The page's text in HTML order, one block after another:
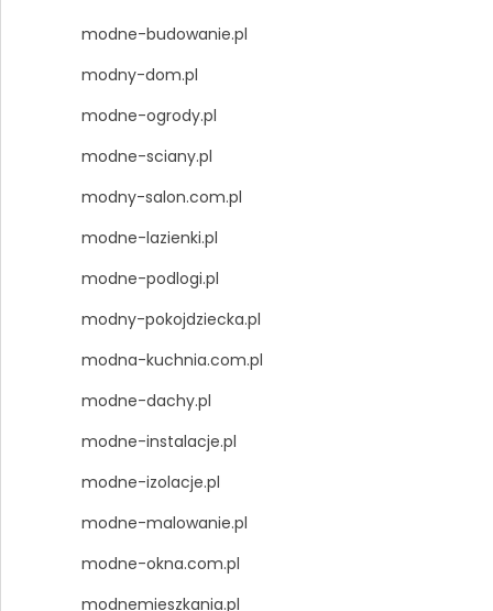
modne-budowanie.pl
modny-dom.pl
modne-ogrody.pl
modne-sciany.pl
modny-salon.com.pl
modne-lazienki.pl
modne-podlogi.pl
modny-pokojdziecka.pl
modna-kuchnia.com.pl
modne-dachy.pl
modne-instalacje.pl
modne-izolacje.pl
modne-malowanie.pl
modne-okna.com.pl
modnemieszkania.pl